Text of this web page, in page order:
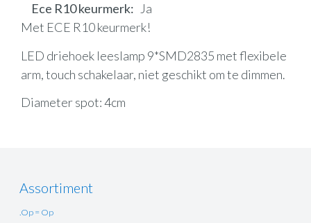
Ece R10 keurmerk
Ja
Met ECE R10 keurmerk!
LED driehoek leeslamp 9*SMD2835 met flexibele
arm, touch schakelaar, niet geschikt om te dimmen.
Diameter spot: 4cm
Assortiment
.Op = Op